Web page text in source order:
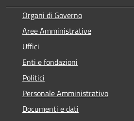
Organi di Governo
Aree Amministrative
Uffici
Enti e fondazioni
Politici
Personale Amministrativo
Documenti e dati